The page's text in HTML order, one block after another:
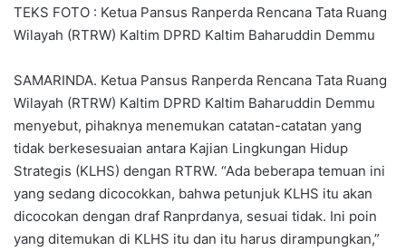
TEKS FOTO : Ketua Pansus Ranperda Rencana Tata Ruang
Wilayah (RTRW) Kaltim DPRD Kaltim Baharuddin Demmu
SAMARINDA. Ketua Pansus Ranperda Rencana Tata Ruang
Wilayah (RTRW) Kaltim DPRD Kaltim Baharuddin Demmu
menyebut, pihaknya menemukan catatan-catatan yang
tidak berkesesuaian antara Kajian Lingkungan Hidup
Strategis (KLHS) dengan RTRW. “Ada beberapa temuan ini
yang sedang dicocokkan, bahwa petunjuk KLHS itu akan
dicocokan dengan draf Ranprdanya, sesuai tidak. Ini poin
yang ditemukan di KLHS itu dan itu harus dirampungkan,”